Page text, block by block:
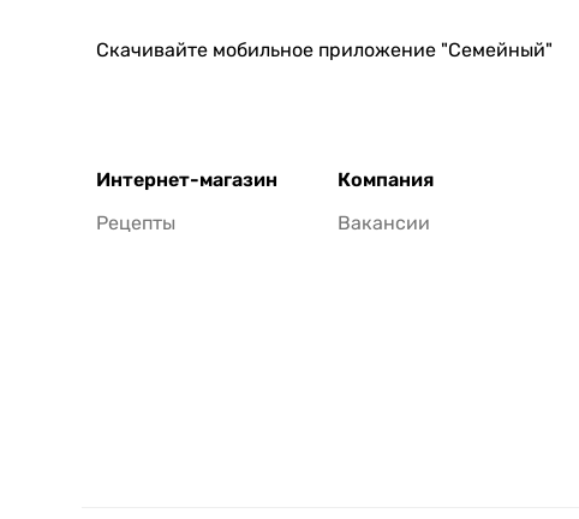
Скачивайте мобильное приложение "Семейный"
Интернет-магазин
Рецепты
Компания
Вакансии